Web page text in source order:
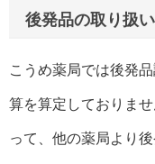
後発品の取り扱
こうめ薬局では後発
算を算定しておりま
って、他の薬局より